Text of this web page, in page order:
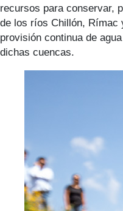
recursos para conservar,
de los ríos Chillón,
provisión continua de
dichas cuencas.